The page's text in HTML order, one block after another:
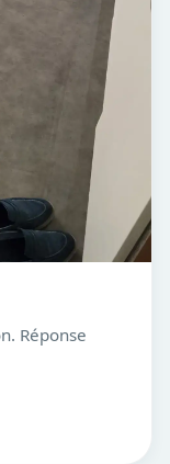
Réponse